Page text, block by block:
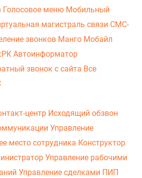
Голосовое меню Мобильный
магистраль связи СМС-
звонков Манго Мобайл
Автоинформатор
звонок с сайта Все
центр Исходящий обзвон
Управление
место сотрудника Конструктор
Управление рабочими
Управление сделками ПИП